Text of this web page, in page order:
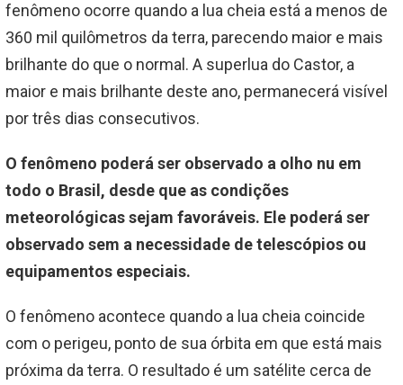
fenômeno ocorre quando a lua cheia está a menos de
360 mil quilômetros da terra, parecendo maior e mais
brilhante do que o normal. A superlua do Castor, a
maior e mais brilhante deste ano, permanecerá visível
por três dias consecutivos.
O fenômeno poderá ser observado a olho nu em
todo o Brasil, desde que as condições
meteorológicas sejam favoráveis. Ele poderá ser
observado sem a necessidade de telescópios ou
equipamentos especiais.
O fenômeno acontece quando a lua cheia coincide
com o perigeu, ponto de sua órbita em que está mais
próxima da terra. O resultado é um satélite cerca de